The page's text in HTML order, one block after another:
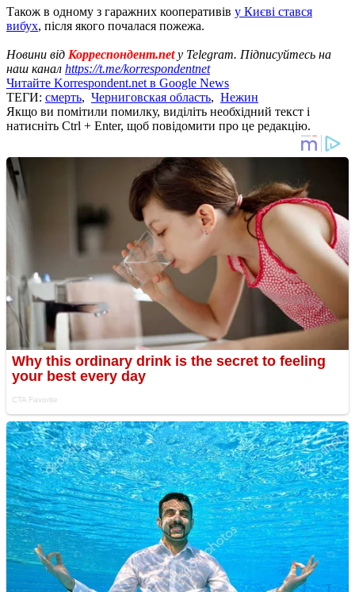
Також в одному з гаражних кооперативів у Києві стався
вибух, після якого почалася пожежа.
Новини від Корреспондент.netу Telegram. Підписуйтесь на
наш канал https://t.me/korrespondentnet
Читайте Korrespondent.net в Google News
ТЕГИ: смерть, Черниговская область, Нежин
Якщо ви помітили помилку, виділіть необхідний текст і
натисніть Ctrl + Enter, щоб повідомити про це редакцію.